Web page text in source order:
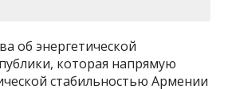
об энергетической
которая напрямую
стабильностью Армении